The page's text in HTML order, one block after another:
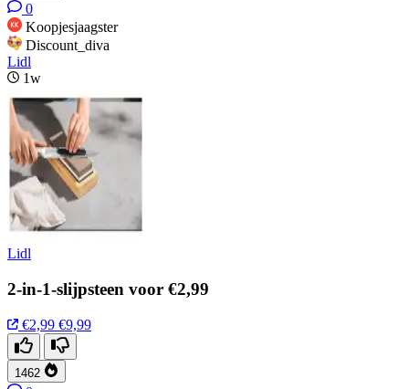
0
Koopjesjaagster
Discount_diva
Lidl
1w
Lidl
2-in-1-slijpsteen voor €2,99
€2,99 €9,99
1462